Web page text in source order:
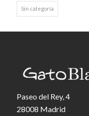
Sin categoría
Paseo del Rey, 4
28008 Madrid